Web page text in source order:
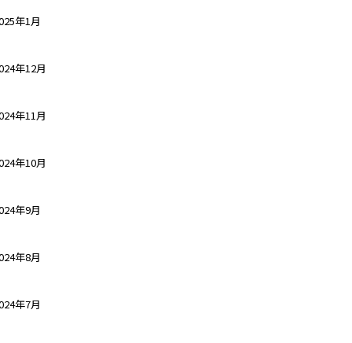
年1月
年12月
年11月
年10月
年9月
年8月
年7月